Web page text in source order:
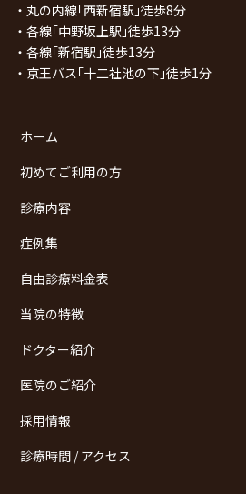
・丸の内線｢西新宿駅｣徒歩8分
・各線｢中野坂上駅｣徒歩13分
・各線｢新宿駅｣徒歩13分
・京王バス｢十二社池の下｣徒歩1分
ホーム
初めてご利用の方
診療内容
症例集
自由診療料金表
当院の特徴
ドクター紹介
医院のご紹介
採用情報
診療時間 / アクセス